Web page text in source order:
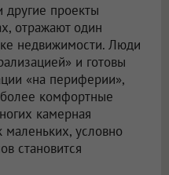
другие проекты
отражают один
недвижимости. Люди
и готовы
«на периферии»,
комфортные
камерная
маленьких, условно
становится